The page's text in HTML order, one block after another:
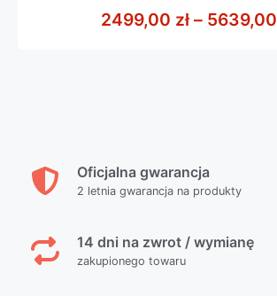
5
2499,00 zł – 5639,00
Oficjalna gwarancja
2 letnia gwarancja na produkty
14 dni na zwrot / wymianę
zakupionego towaru